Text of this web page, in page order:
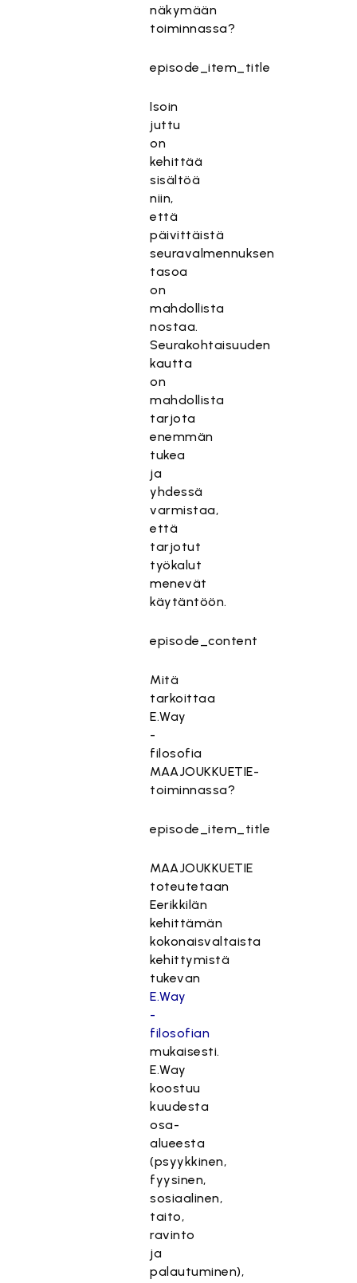
näkymään
toiminnassa?
episode_item_title
Isoin
juttu
on
kehittää
sisältöä
niin,
että
päivittäistä
seuravalmennuksen
tasoa
on
mahdollista
nostaa.
Seurakohtaisuuden
kautta
on
mahdollista
tarjota
enemmän
tukea
ja
yhdessä
varmistaa,
että
tarjotut
työkalut
menevät
käytäntöön.
episode_content
Mitä
tarkoittaa
E.Way
-
filosofia
MAAJOUKKUETIE-
toiminnassa?
episode_item_title
MAAJOUKKUETIE
toteutetaan
Eerikkilän
kehittämän
kokonaisvaltaista
kehittymistä
tukevan
E.Way
-
filosofian
mukaisesti.
E.Way
koostuu
kuudesta
osa-
alueesta
(psyykkinen,
fyysinen,
sosiaalinen,
taito,
ravinto
ja
palautuminen),